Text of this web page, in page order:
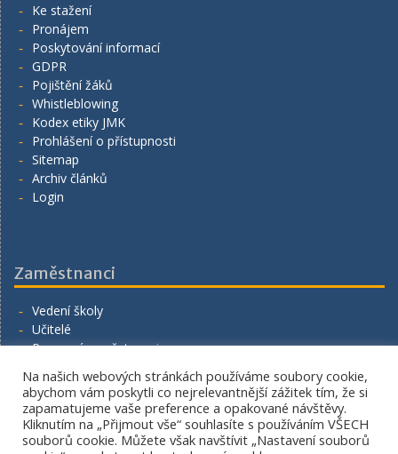
Ke stažení
Pronájem
Poskytování informací
GDPR
Pojištění žáků
Whistleblowing
Kodex etiky JMK
Prohlášení o přístupnosti
Sitemap
Archiv článků
Login
Zaměstnanci
Vedení školy
Učitelé
Provozní zaměstnanci
Napište nám
Na našich webových stránkách používáme soubory cookie,
abychom vám poskytli co nejrelevantnější zážitek tím, že si
zapamatujeme vaše preference a opakované návštěvy.
Kliknutím na „Přijmout vše“ souhlasíte s používáním VŠECH
souborů cookie. Můžete však navštívit „Nastavení souborů